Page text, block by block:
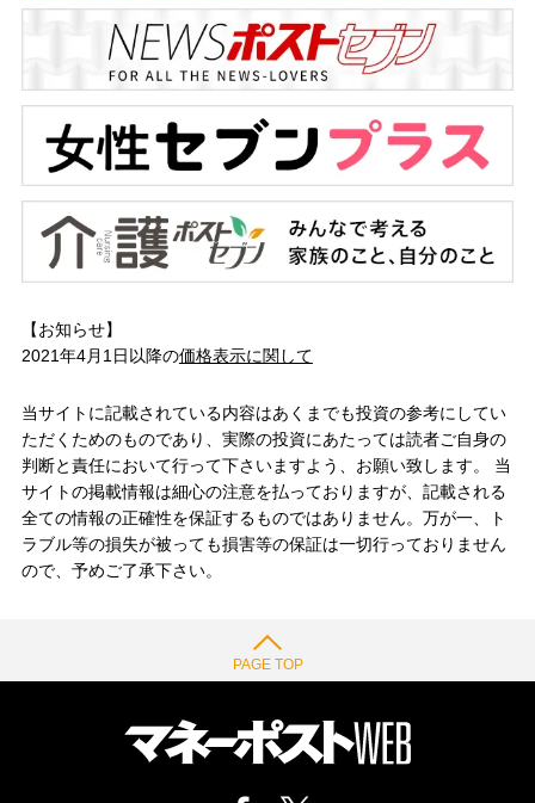
【お知らせ】
2021年4月1日以降の価格表示に関して
当サイトに記載されている内容はあくまでも投資の参考にしてい
ただくためのものであり、実際の投資にあたっては読者ご自身の
判断と責任において行って下さいますよう、お願い致します。 当
サイトの掲載情報は細心の注意を払っておりますが、記載される
全ての情報の正確性を保証するものではありません。万が一、ト
ラブル等の損失が被っても損害等の保証は一切行っておりません
ので、予めご了承下さい。
PAGE TOP